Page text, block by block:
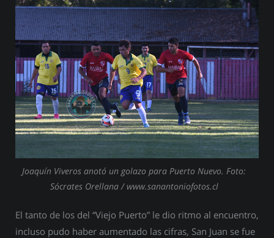
Joaquín Viveros anotó un golazo para Puerto Nuevo. Foto:
Sócrates Orellana / www.sanantoniofotos.cl
El tanto de los del “Viejo Puerto” le dio ritmo al encuentro,
incluso pudo haber aumentado las cifras, San Juan se fue